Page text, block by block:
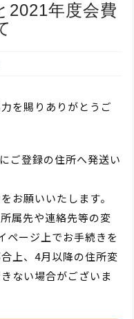
2021年度会費
を賜りありがとうご
ご登録の住所へ発送い
お願いいたします。
属先や連絡先等の変
ページ上でお手続きを
上、4月以降の住所変
ない場合がございま